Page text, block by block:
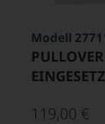
Modell
119,00 €